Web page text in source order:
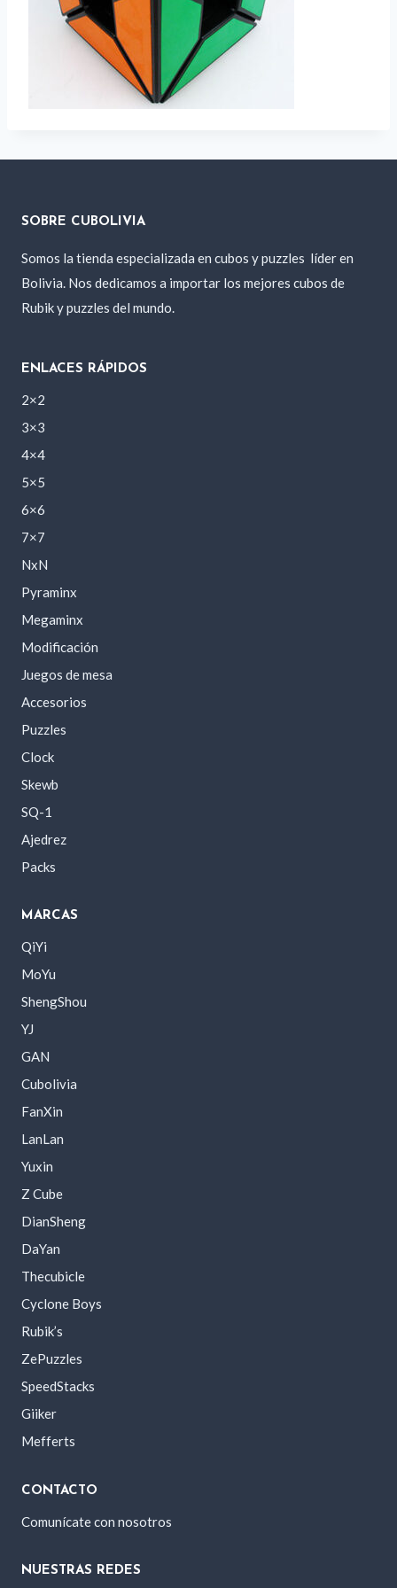
SOBRE CUBOLIVIA
Somos la tienda especializada en cubos y puzzles líder en
Bolivia. Nos dedicamos a importar los mejores cubos de
Rubik y puzzles del mundo.
ENLACES RÁPIDOS
2×2
3×3
4×4
5×5
6×6
7×7
NxN
Pyraminx
Megaminx
Modificación
Juegos de mesa
Accesorios
Puzzles
Clock
Skewb
SQ-1
Ajedrez
Packs
MARCAS
QiYi
MoYu
ShengShou
YJ
GAN
Cubolivia
FanXin
LanLan
Yuxin
Z Cube
DianSheng
DaYan
Thecubicle
Cyclone Boys
Rubik’s
ZePuzzles
SpeedStacks
Giiker
Mefferts
CONTACTO
Comunícate con nosotros
NUESTRAS REDES